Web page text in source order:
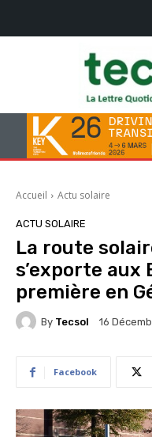
Accueil Actu solaire
ACTU SOLAIRE
La route
s’exporte aux
première en
By Tecsol 16
Facebook